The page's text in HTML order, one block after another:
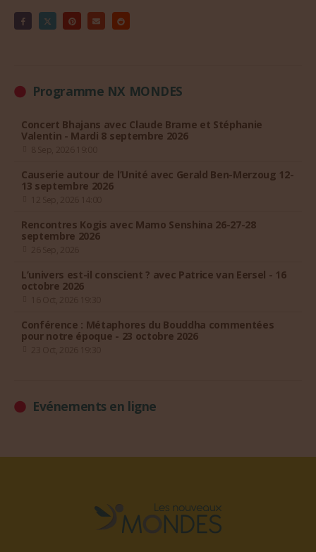
Programme NX MONDES
Concert Bhajans avec Claude Brame et Stéphanie
Valentin - Mardi 8 septembre 2026
Causerie autour de l’Unité avec Gerald Ben-Merzoug 12-
13 septembre 2026
Rencontres Kogis avec Mamo Senshina 26-27-28
septembre 2026
L’univers est-il conscient ? avec Patrice van Eersel - 16
octobre 2026
Conférence : Métaphores du Bouddha commentées
pour notre époque - 23 octobre 2026
Evénements en ligne